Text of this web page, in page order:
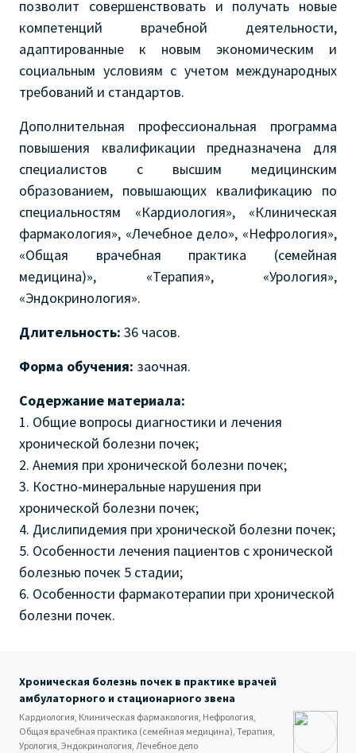
позволит совершенствовать и получать новые
компетенций врачебной деятельности,
адаптированные к новым экономическим и
социальным условиям с учетом международных
требований и стандартов.
Дополнительная профессиональная программа
повышения квалификации предназначена для
специалистов с высшим медицинским
образованием, повышающих квалификацию по
специальностям «Кардиология», «Клиническая
фармакология», «Лечебное дело», «Нефрология»,
«Общая врачебная практика (семейная
медицина)», «Терапия», «Урология»,
«Эндокринология».
Длительность: 36 часов.
Форма обучения: заочная.
Содержание материала:
1. Общие вопросы диагностики и лечения
хронической болезни почек;
2. Анемия при хронической болезни почек;
3. Костно-минеральные нарушения при
хронической болезни почек;
4. Дислипидемия при хронической болезни почек;
5. Особенности лечения пациентов с хронической
болезнью почек 5 стадии;
6. Особенности фармакотерапии при хронической
болезни почек.
Хроническая болезнь почек в практике врачей
амбулаторного и стационарного звена
Кардиология, Клиническая фармакология, Нефрология,
Общая врачебная практика (семейная медицина), Терапия,
Урология, Эндокринология, Лечебное дело